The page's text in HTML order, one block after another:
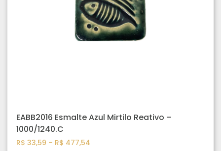
EABB2016 Esmalte Azul Mirtilo Reativo –
1000/1240.C
R$ 33,59 – R$ 477,54